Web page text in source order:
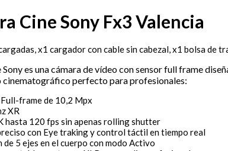
Cine Sony Fx3 Valencia
x1 cargador con cable sin cabezal, x1 bolsa de
Sony es una cámara de vídeo con sensor full frame
cinematográfico perfecto para profesionales:
frame de 10,2 Mpx
XR
hasta 120 fps sin apenas rolling shutter
con Eye traking y control táctil en tiempo real
5 ejes en el cuerpo con modo Activo